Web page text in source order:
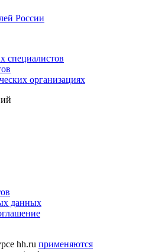
России
специалистов
организациях
данных
hh.ru применяются